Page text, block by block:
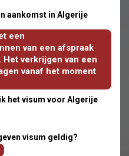
aankomst in Algerije
een
van een afspraak
verkrijgen van een
vanaf het moment
het visum voor Algerije
visum geldig?